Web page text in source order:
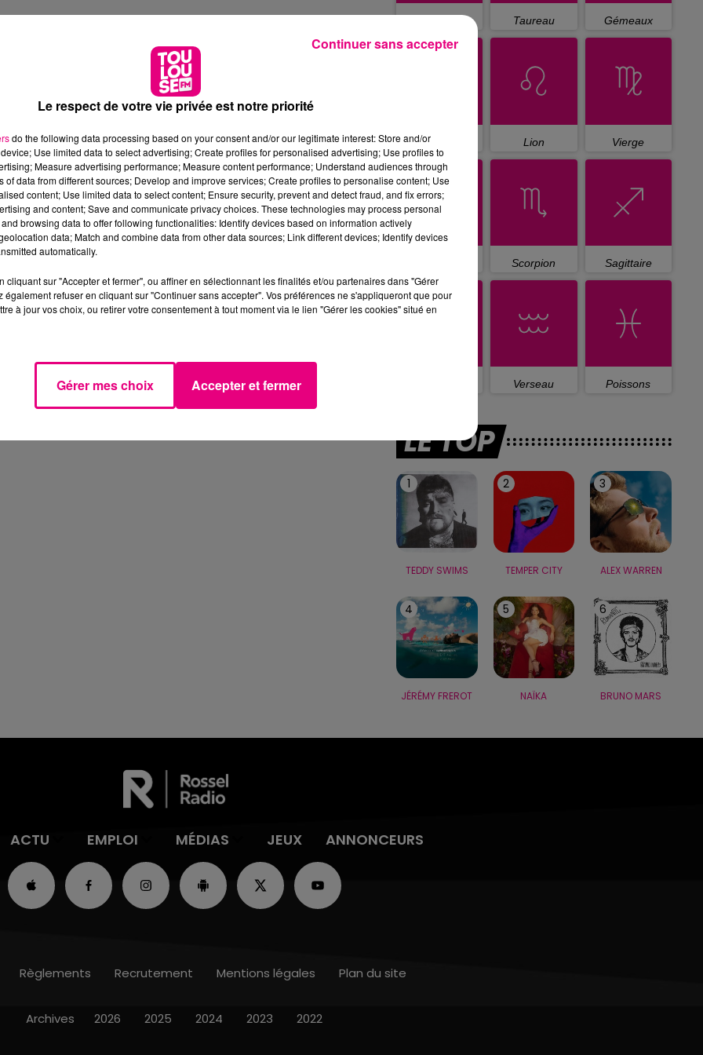
Taureau Gémeaux
Cancer Lion Vierge
Scorpion Sagittaire
Verseau Poissons
LE TOP
1
TEDDY SWIMS
2
TEMPER CITY
3
ALEX WARREN
4
JÉRÉMY FREROT
5
NAÏKA
6
BRUNO MARS
ACTU EMPLOI MÉDIAS JEUX ANNONCEURS
Règlements Recrutement Mentions légales Plan du site
Archives 2026 2025 2024 2023 2022
Le respect de votre vie privée est notre priorité
do the following data processing based on your consent and/or our legitimate interest: Store and/or
Use limited data to select advertising; Create profiles for personalised advertising; Use profiles to
Measure advertising performance; Measure content performance; Understand audiences through
of data from different sources; Develop and improve services; Create profiles to personalise content; Use
content; Use limited data to select content; Ensure security, prevent and detect fraud, and fix errors;
and content; Save and communicate privacy choices. These technologies may process personal
browsing data to offer following functionalities: Identify devices based on information actively
data; Match and combine data from other data sources; Link different devices; Identify devices
automatically.
cliquant sur "Accepter et fermer", ou affiner en sélectionnant les finalités et/ou partenaires dans "Gérer
également refuser en cliquant sur "Continuer sans accepter". Vos préférences ne s'appliqueront que pour
à jour vos choix, ou retirer votre consentement à tout moment via le lien "Gérer les cookies" situé en
Gérer mes choix Accepter et fermer
Continuer sans accepter